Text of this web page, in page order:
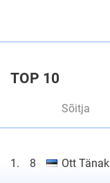
TOP 10
Sõitja
1. 8 Ott Tänak